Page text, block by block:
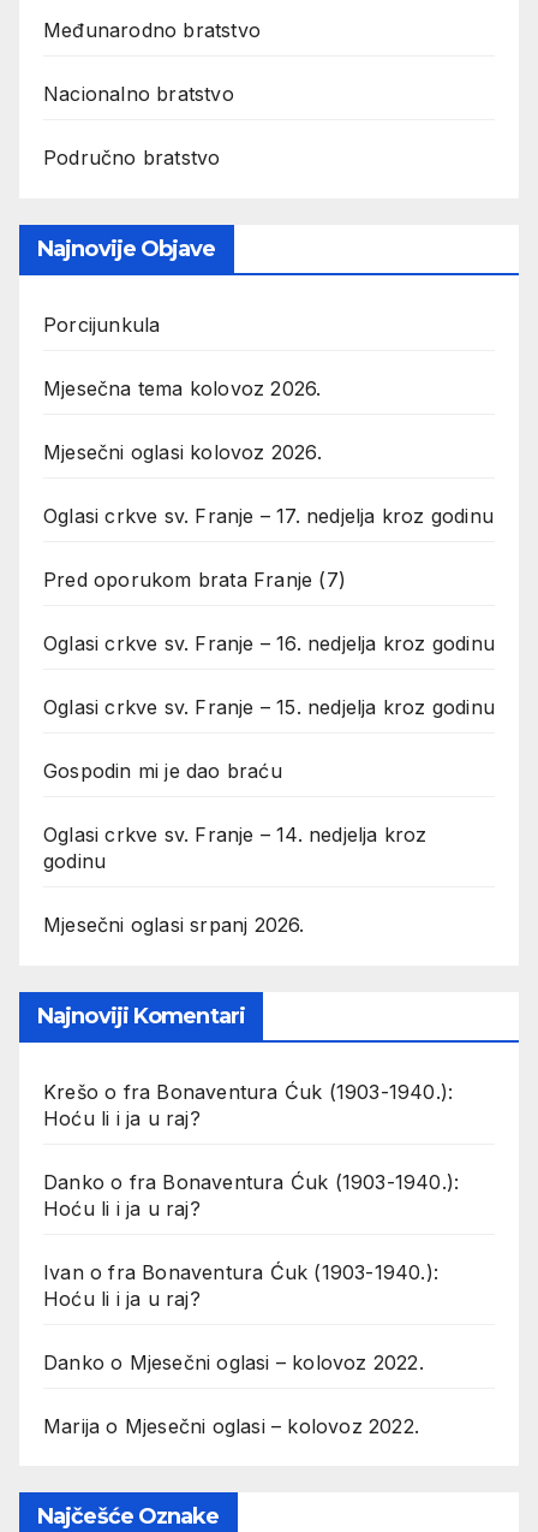
Međunarodno bratstvo
Nacionalno bratstvo
Područno bratstvo
Najnovije Objave
Porcijunkula
Mjesečna tema kolovoz 2026.
Mjesečni oglasi kolovoz 2026.
Oglasi crkve sv. Franje – 17. nedjelja kroz godinu
Pred oporukom brata Franje (7)
Oglasi crkve sv. Franje – 16. nedjelja kroz godinu
Oglasi crkve sv. Franje – 15. nedjelja kroz godinu
Gospodin mi je dao braću
Oglasi crkve sv. Franje – 14. nedjelja kroz
godinu
Mjesečni oglasi srpanj 2026.
Najnoviji Komentari
Krešo o fra Bonaventura Ćuk (1903-1940.):
Hoću li i ja u raj?
Danko o fra Bonaventura Ćuk (1903-1940.):
Hoću li i ja u raj?
Ivanofra Bonaventura Ćuk (1903-1940.):
Hoću li i ja u raj?
Danko o Mjesečni oglasi – kolovoz 2022.
Marija o Mjesečni oglasi – kolovoz 2022.
Najčešće Oznake